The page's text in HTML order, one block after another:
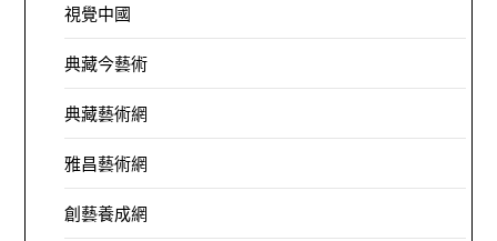
視覺中國
典藏今藝術
典藏藝術網
雅昌藝術網
創藝養成網